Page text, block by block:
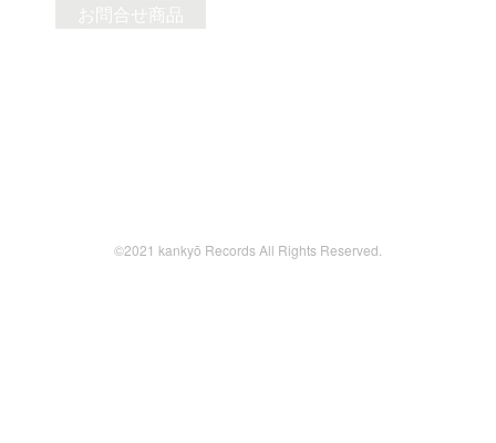
お問合せ商品
©2021 kankyō Records All Rights Reserved.